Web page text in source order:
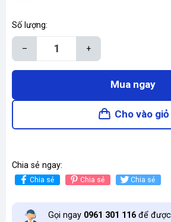
Số lượng:
– +
Mua ngay
Cho vào giỏ
Chia sẻ ngay:
Chia sẻ Chia sẻ Chia sẻ
Gọi ngay 0961 301 116 để